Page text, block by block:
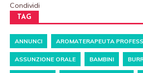
Condividi
TAG
ANNUNCI AROMATERAPEUTA
ASSUNZIONE ORALE BAMBINI